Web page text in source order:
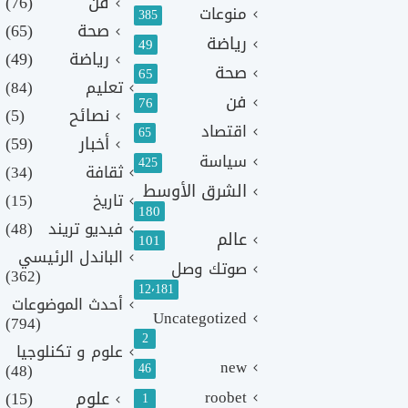
منوعات 385
رياضة 49
صحة 65
فن 76
اقتصاد 65
سياسة 425
الشرق الأوسط
180
عالم 101
صوتك وصل
12٬181
Uncategotized
2
new
46
roobet
1
صحة
(65)
رياضة
(49)
تعليم (84)
نصائح
(5)
أخبار
(59)
ثقافة
(34)
تاريخ
(15)
فيديو تريند (48)
الباندل الرئيسي
(362)
أحدث الموضوعات
(794)
علوم و تكنلوجيا
(48)
علوم (15)